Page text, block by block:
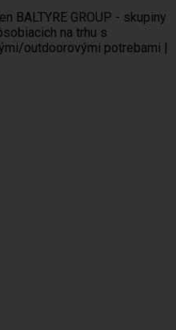
BALTYRE GROUP - skupiny
na trhu s
outdoorovými potrebami |